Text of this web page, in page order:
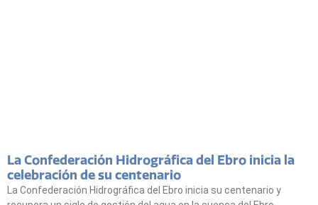
La Confederación Hidrográfica del Ebro inicia la
celebración de su centenario
La Confederación Hidrográfica del Ebro inicia su centenario y